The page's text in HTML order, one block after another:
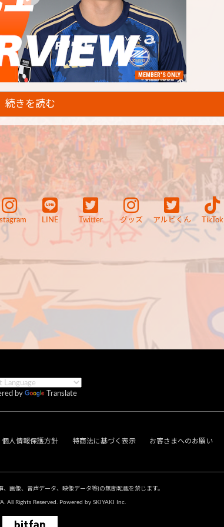
MEMBER'S ONLY
続きを読む
LINE Twitter グッズ アルビくん TikTok
by Translate
個人情報保護方針 特商法に基づく表示 お客さまへのお願い
、画像、音声データ、映像データ等)の無断転載を禁じます。
All Rights Reserved. Powered by SKIYAKI Inc.